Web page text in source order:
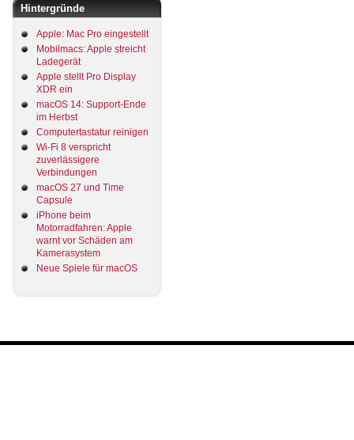
Hintergründe
Apple: Mac Pro eingestellt
Mobilmacs: Apple streicht
Ladegerät
Apple stellt Pro Display
XDR ein
macOS 14: Support-Ende
im Herbst
Computertastatur reinigen
Wi-Fi 8 verspricht
zuverlässigere
Verbindungen
macOS 27 und Time
Capsule
iPhone beim
Motorradfahren: Apple
warnt vor Schäden am
Kamerasystem
Neue Spiele für macOS